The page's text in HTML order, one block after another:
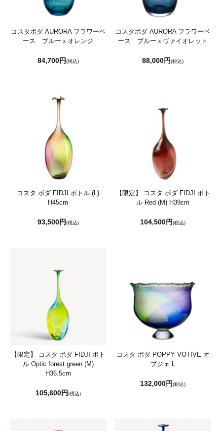
コスタボダ AURORA フラワーベ
ース ブルーｘオレンジ
84,700円(税込)
コスタボダ AURORA フラワーベ
ース ブルーｘヴァイオレット
88,000円(税込)
コスタ ボダ FIDJI ボトル (L)
H45cm
93,500円(税込)
【限定】 コスタ ボダ FIDJI ボト
ル Red (M) H39cm
104,500円(税込)
【限定】 コスタ ボダ FIDJI ボト
ル Optic forest green (M)
H36.5cm
105,600円(税込)
コスタ ボダ POPPY VOTIVE オ
ブジェ L
132,000円(税込)